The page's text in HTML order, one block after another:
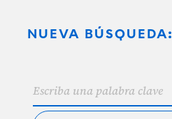
NUEVA BÚSQUEDA: